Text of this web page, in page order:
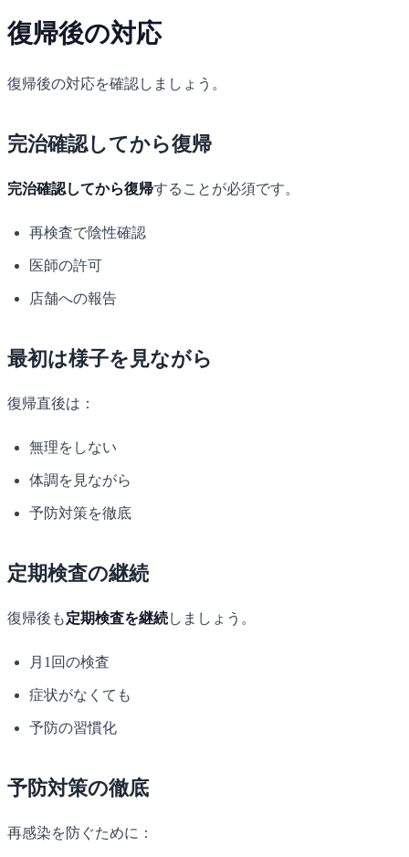
復帰後の対応
復帰後の対応を確認しましょう。
完治確認してから復帰
完治確認してから復帰することが必須です。
再検査で陰性確認
医師の許可
店舗への報告
最初は様子を見ながら
復帰直後は：
無理をしない
体調を見ながら
予防対策を徹底
定期検査の継続
復帰後も定期検査を継続しましょう。
月1回の検査
症状がなくても
予防の習慣化
予防対策の徹底
再感染を防ぐために：